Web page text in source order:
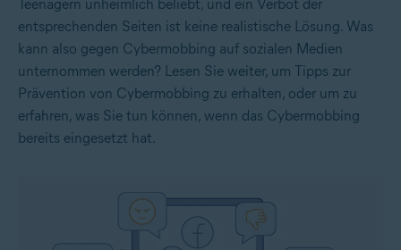
Teenagern unheimlich beliebt, und ein Verbot der
entsprechenden Seiten ist keine realistische Lösung. Was
kann also gegen Cybermobbing auf sozialen Medien
unternommen werden? Lesen Sie weiter, um Tipps zur
Prävention von Cybermobbing zu erhalten, oder um zu
erfahren, was Sie tun können, wenn das Cybermobbing
bereits eingesetzt hat.